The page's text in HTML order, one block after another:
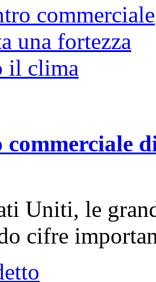
commerciale
Uniti, le
cifre